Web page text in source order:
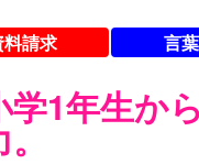
請求 言
学1年生か